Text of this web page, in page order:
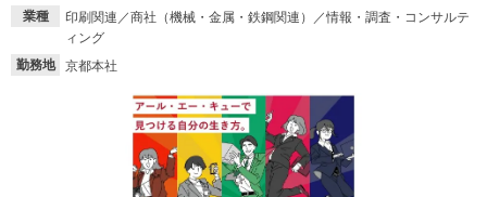
業種
印刷関連／商社（機械・金属・鉄鋼関連）／情報・調査・コンサルテ
ィング
勤務地
京都本社